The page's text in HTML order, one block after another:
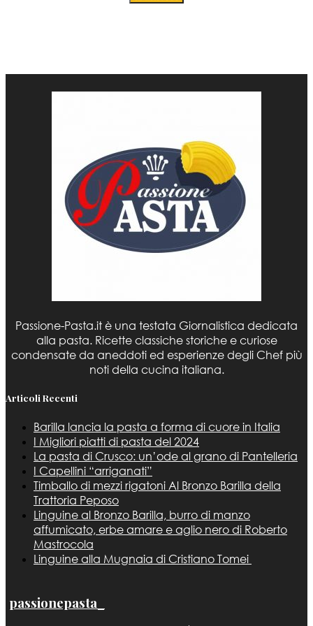
Passione-Pasta.it è una testata Giornalistica dedicata
alla pasta. Ricette classiche storiche e curiose
condensate da aneddoti ed esperienze degli Chef più
noti della cucina italiana.
Articoli Recenti
Barilla lancia la pasta a forma di cuore in Italia
I Migliori piatti di pasta del 2024
La pasta di Crusco: un’ode al grano di Pantelleria
I Capellini “arriganati”
Timballo di mezzi rigatoni Al Bronzo Barilla della
Trattoria Peposo
Linguine al Bronzo Barilla, burro di manzo
affumicato, erbe amare e aglio nero di Roberto
Mastrocola
Linguine alla Mugnaia di Cristiano Tomei
passionepasta_